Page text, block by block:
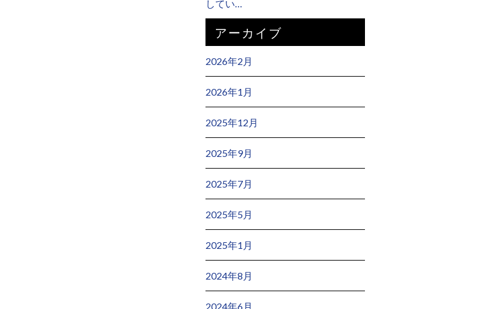
してい…
アーカイブ
2026年2月
2026年1月
2025年12月
2025年9月
2025年7月
2025年5月
2025年1月
2024年8月
2024年6月